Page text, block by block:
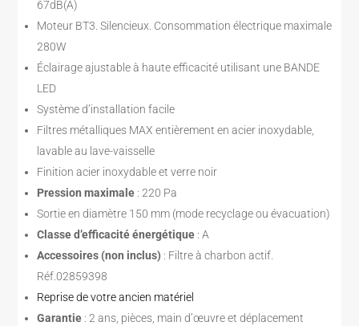
67dB(A)
Moteur BT3. Silencieux. Consommation électrique maximale
280W
Éclairage ajustable à haute efficacité utilisant une BANDE
LED
Système d’installation facile
Filtres métalliques MAX entièrement en acier inoxydable,
lavable au lave-vaisselle
Finition acier inoxydable et verre noir
Pression maximale : 220 Pa
Sortie en diamètre 150 mm (mode recyclage ou évacuation)
Classe d’efficacité énergétique : A
Accessoires (non inclus) : Filtre à charbon actif.
Réf.02859398
Reprise de votre ancien matériel
Garantie : 2 ans, pièces, main d’œuvre et déplacement